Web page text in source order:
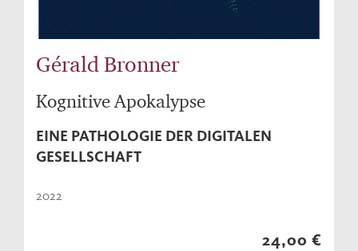
Gérald Bronner
Kognitive Apokalypse
EINE PATHOLOGIE DER DIGITALEN
GESELLSCHAFT
2022
24,00 €